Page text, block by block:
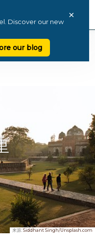
Discover our new
our blog
×
来源:Siddhant Singh/Unsplash.com